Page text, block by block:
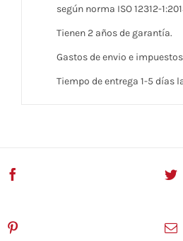
según norma ISO 12312-
Tienen 2 años de garantía.
Gastos de envio e
Tiempo de entrega 1-5 días